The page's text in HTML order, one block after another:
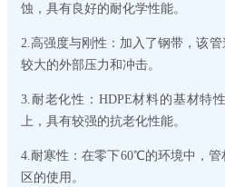
蚀，具有良好的耐化学性能。
2.高强度与刚性：加入了钢带，该
较大的外部压力和冲击。
3.耐老化性：HDPE材料的基材特
上，具有较强的抗老化性能。
4.耐寒性：在零下60℃的环境中，
区的使用。